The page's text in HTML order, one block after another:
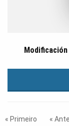
« Primeiro «